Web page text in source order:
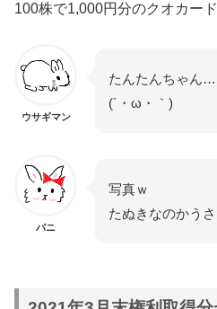
100株で1,000円分のクオカー
ウサギマン
たんたんちゃん…
(´・ω・｀)
バニ
写真ｗ
たぬきなのかう